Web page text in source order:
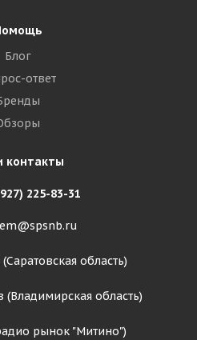
Блог
ответ
контакты
225-83-31
область)
(Владимирская область)
рынок "Митино")